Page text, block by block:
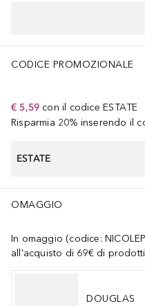
CODICE PROMOZIONALE
€ 5,59 con il codice ESTATE
Risparmia 20% inserendo il
ESTATE
OMAGGIO
In omaggio (codice:
all'acquisto di 69€ di
DOUGLAS